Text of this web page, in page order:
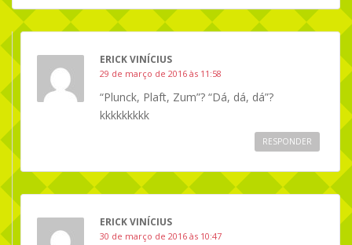
ERICK VINÍCIUS
29 de março de 2016 às 11:58
“Plunck, Plaft, Zum”? “Dá, dá, dá”?
kkkkkkkkk
RESPONDER
ERICK VINÍCIUS
30 de março de 2016 às 10:47